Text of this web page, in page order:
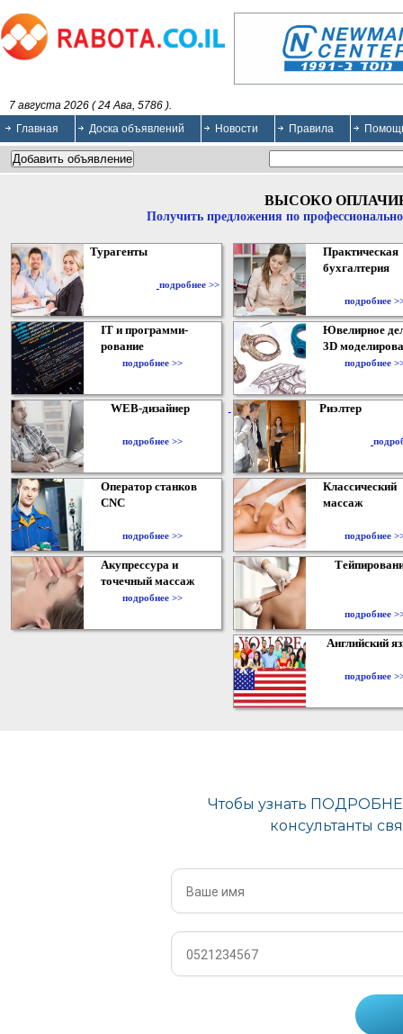
7 августа 2026 ( 24 Ава, 5786 ).
Главная
Доска объявлений Новости Правила
ВЫСОКО
Получить предложения по
Турагенты
подробнее >>
Практическая
бухгалтерия
подробнее
IT и программи-
рование
подробнее >>
Ювелирное
3D
подробнее
WEB-дизайнер
подробнее >>
Риэлтер
Оператор станков
CNC
подробнее >>
Классический
массаж
подробнее
Акупрессура и
точечный массаж
подробнее >>
подробнее
Английский
подробнее